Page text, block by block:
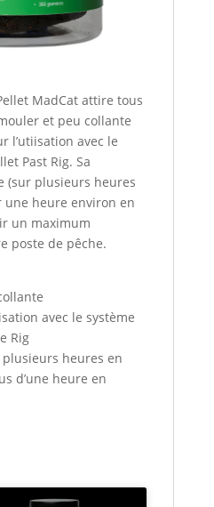
MadCat attire tous
et peu collante
l’utiisation avec le
Past Rig. Sa
(sur plusieurs heures
une heure environ en
un maximum
poste de pêche.
avec le système
Rig
heures en
d’une heure en